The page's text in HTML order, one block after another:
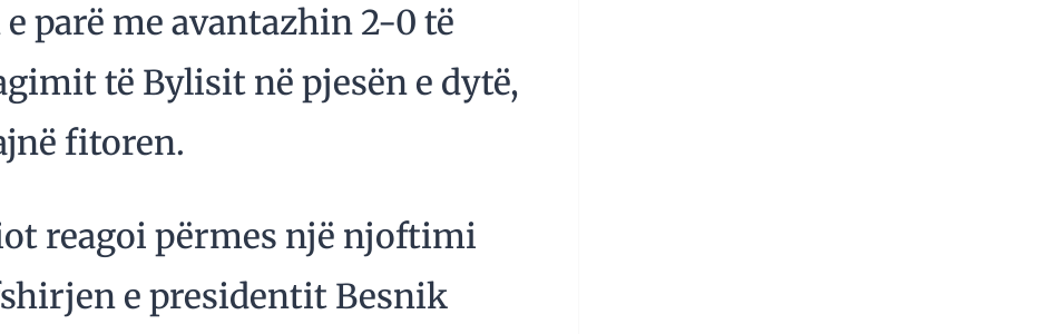
parë me avantazhin 2-0 të
të Bylisit në pjesën e dytë,
fitoren.
reagoi përmes një njoftimi
e presidentit Besnik